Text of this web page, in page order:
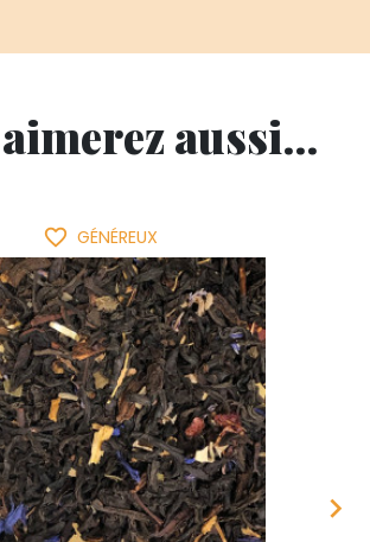
aussi...
favorite_border GÉNÉREUX
